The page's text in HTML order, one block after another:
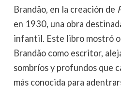
Brandão, en la creación de
en 1930, una obra
infantil. Este libro mostró
Brandão como escritor,
sombríos y profundos que
más conocida para